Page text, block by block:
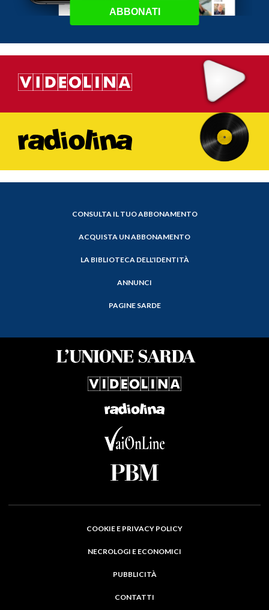
ABBONATI
CONSULTA IL TUO ABBONAMENTO
ACQUISTA UN ABBONAMENTO
LA BIBLIOTECA DELL'IDENTITÀ
ANNUNCI
PAGINE SARDE
COOKIE E PRIVACY POLICY
NECROLOGI E ECONOMICI
PUBBLICITÀ
CONTATTI